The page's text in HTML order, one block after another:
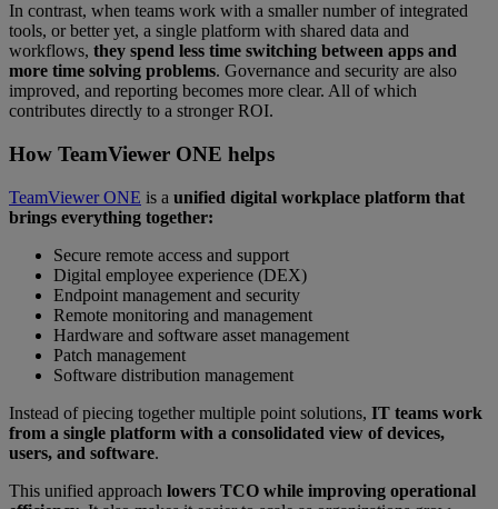
In contrast, when teams work with a smaller number of integrated
tools, or better yet, a single platform with shared data and
workflows, they spend less time switching between apps and
more time solving problems. Governance and security are also
improved, and reporting becomes more clear. All of which
contributes directly to a stronger ROI.
How TeamViewer ONE helps
TeamViewer ONE is a unified digital workplace platform that
brings everything together:
Secure remote access and support
Digital employee experience (DEX)
Endpoint management and security
Remote monitoring and management
Hardware and software asset management
Patch management
Software distribution management
Instead of piecing together multiple point solutions, IT teams work
from a single platform with a consolidated view of devices,
users, and software.
This unified approach lowers TCO while improving operational